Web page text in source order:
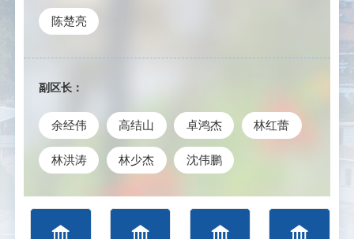
陈楚亮
副区长：
余经伟 高结山 卓鸿杰 林红蕾
林洪涛 林少杰 沈伟鹏